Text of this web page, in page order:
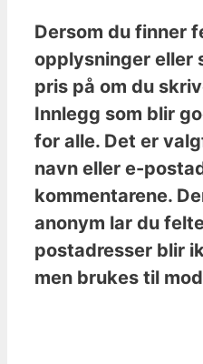
Dersom du finner
opplysninger eller
pris på om du
Innlegg som blir
for alle. Det er
navn eller e-
kommentarene.
anonym lar du
postadresser blir
men brukes til